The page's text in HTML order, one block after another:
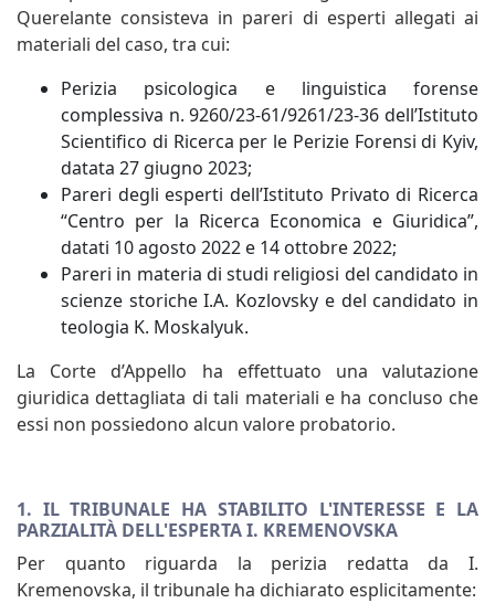
Querelante consisteva in pareri di esperti allegati ai
materiali del caso, tra cui:
Perizia psicologica e linguistica forense
complessiva n. 9260/23-61/9261/23-36 dell’Istituto
Scientifico di Ricerca per le Perizie Forensi di Kyiv,
datata 27 giugno 2023;
Pareri degli esperti dell’Istituto Privato di Ricerca
“Centro per la Ricerca Economica e Giuridica”,
datati 10 agosto 2022 e 14 ottobre 2022;
Pareri in materia di studi religiosi del candidato in
scienze storiche I.A. Kozlovsky e del candidato in
teologia K. Moskalyuk.
La Corte d’Appello ha effettuato una valutazione
giuridica dettagliata di tali materiali e ha concluso che
essi non possiedono alcun valore probatorio.
1. IL TRIBUNALE HA STABILITO L'INTERESSE E LA
PARZIALITÀ DELL'ESPERTA I. KREMENOVSKA
Per quanto riguarda la perizia redatta da I.
Kremenovska, il tribunale ha dichiarato esplicitamente: